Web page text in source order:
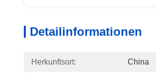
Detailinformationen
Herkunftsort: China